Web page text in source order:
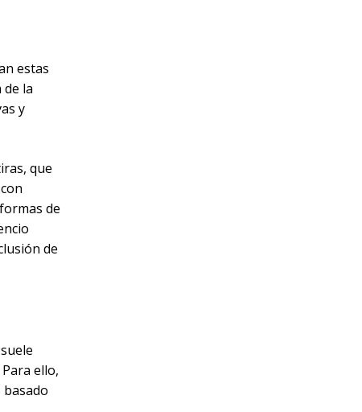
estas
la
y
que
de
de
ello,
basado